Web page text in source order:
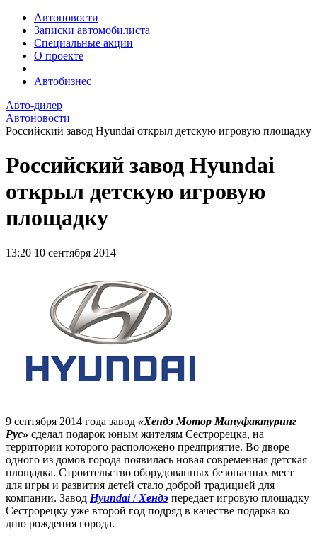
Автоновости
Записки автомобилиста
Специальные акции
О проекте
Автобизнес
Авто-дилер
Автоновости
Российский завод Hyundai открыл детскую игровую площадку
Российский завод Hyundai
открыл детскую игровую
площадку
13:20 10 сентября 2014
9 сентября 2014 года завод «Хендэ Мотор Мануфактуринг
Рус» сделал подарок юным жителям Сестрорецка, на
территории которого расположено предприятие. Во дворе
одного из домов города появилась новая современная детская
площадка. Строительство оборудованных безопасных мест
для игры и развития детей стало доброй традицией для
компании. Завод Hyundai/ Хендэ передает игровую площадку
Сестрорецку уже второй год подряд в качестве подарка ко
дню рождения города.